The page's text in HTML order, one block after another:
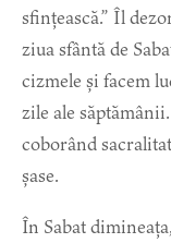
sfințească.” Îl
ziua sfântă de
cizmele și facem
zile ale
coborând
șase.
În Sabat